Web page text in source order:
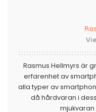
Rasmus Hellmyrs är
erfarenhet av
alla typer av
då hårdvaran i